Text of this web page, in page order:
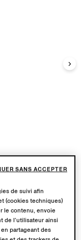
de suivi afin
(cookies techniques)
le contenu, envoie
de l’utilisateur ainsi
partageant des
SANS ACCEPTER